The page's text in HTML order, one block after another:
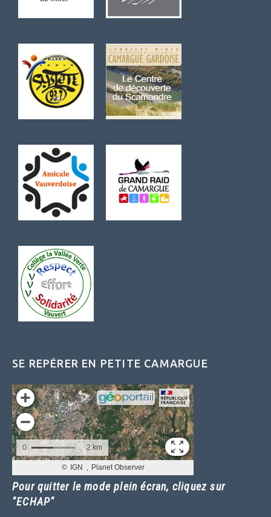
SE REPÉRER EN PETITE CAMARGUE
Pour quitter le mode plein écran, cliquez sur
"ECHAP"